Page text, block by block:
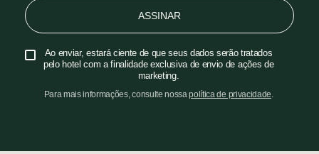
ASSINAR
Ao enviar, estará ciente de que seus dados serão tratados
pelo hotel com a finalidade exclusiva de envio de ações de
marketing.
Para mais informações, consulte nossapolítica de privacidade.